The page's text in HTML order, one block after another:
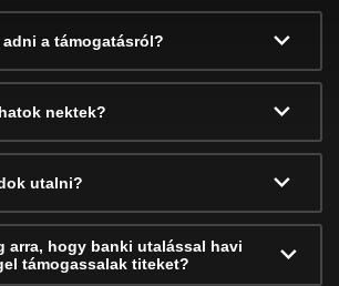
a támogatásról?
nektek?
utalni?
arra, hogy banki utalással havi
támogassalak titeket?